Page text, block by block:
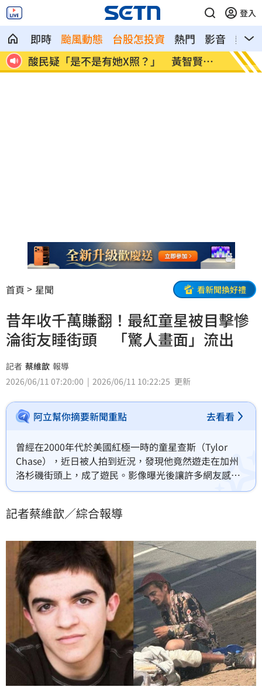
登入
即時 颱風動態 台股怎投資 熱門 影音
熱搜
酸民疑「是不是有她X照？」 黃智賢回
嗆
歐洲
冠
首頁 星聞 看新聞換好禮
昔年收千萬賺翻！最紅童星被目擊慘
淪街友睡街頭 「驚人畫面」流出
記者 蔡維歆 報導
2026/06/11 07:20:00
2026/06/11 10:22:25 更新
阿立幫你摘要新聞重點 去看看
曾經在2000年代於美國紅極一時的童星查斯（Tylor
Chase），近日被人拍到近況，發現他竟然遊走在加州
洛杉磯街頭上，成了遊民。影像曝光後讓許多網友感到
震驚，對此，當年一起演戲的戴文沃克海瑟（Devon
的模樣相當心痛。蔡維歆
記者蔡維歆／綜合報導